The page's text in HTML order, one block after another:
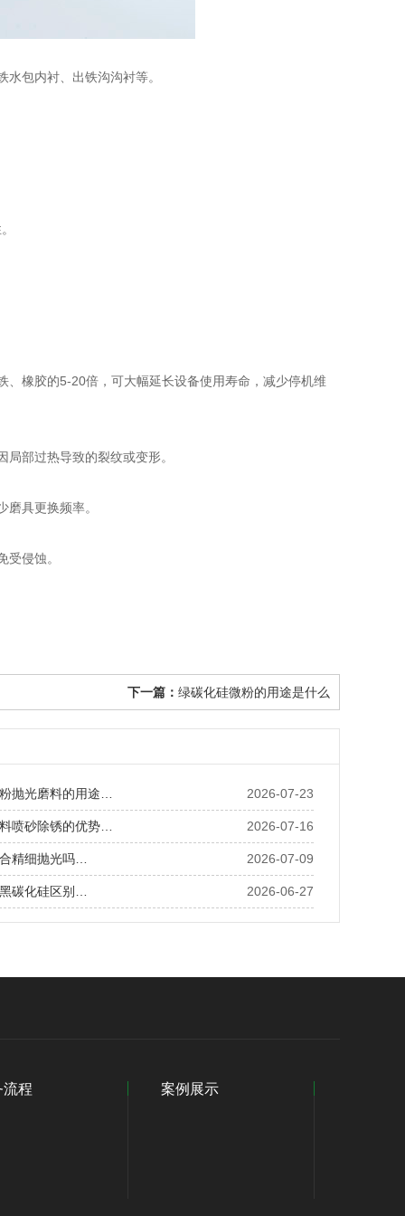
包内衬、出铁沟沟衬等。
、橡胶的5-20倍，可大幅延长设备使用寿命，减少停机维
部过热导致的裂纹或变形。
具更换频率。
侵蚀。
下一篇： 绿碳化硅微粉的用途是什么
2026-07-23
抛光磨料的用途…
2026-07-16
喷砂除锈的优势…
2026-07-09
精细抛光吗…
2026-06-27
碳化硅区别…
流程 案例展示